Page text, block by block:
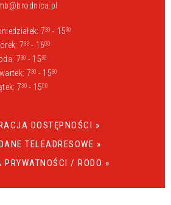
730 - 1530
730- 1600
730 - 1530
730 - 1530
730- 1500
DOSTĘPNOŚCI »
TELEADRESOWE »
PRYWATNOŚCI / RODO »